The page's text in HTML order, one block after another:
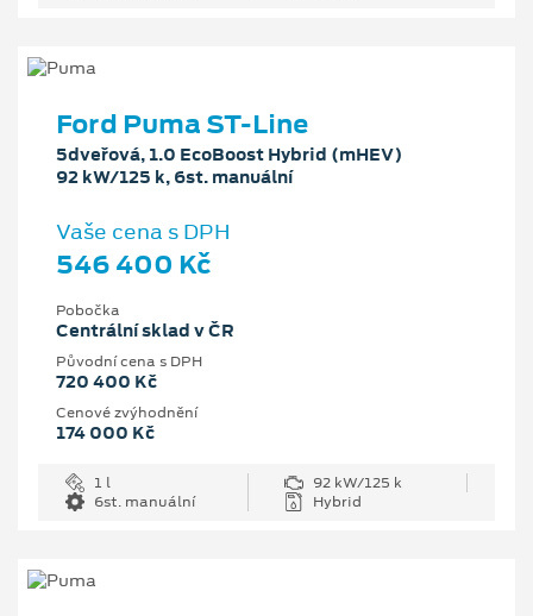
Ford Puma ST-Line
5dveřová, 1.0 EcoBoost Hybrid (mHEV)
92 kW/125 k, 6st. manuální
Vaše cena s DPH
546 400 Kč
Pobočka
Centrální sklad v ČR
Původní cena s DPH
720 400 Kč
Cenové zvýhodnění
174 000 Kč
1 l
92 kW/125 k
6st. manuální
Hybrid